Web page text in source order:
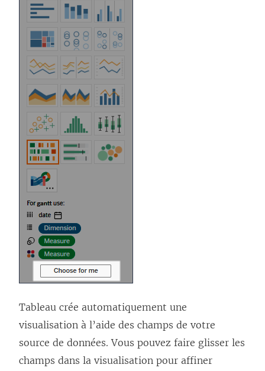
Tableau crée automatiquement une
visualisation à l’aide des champs de votre
source de données. Vous pouvez faire glisser les
champs dans la visualisation pour affiner